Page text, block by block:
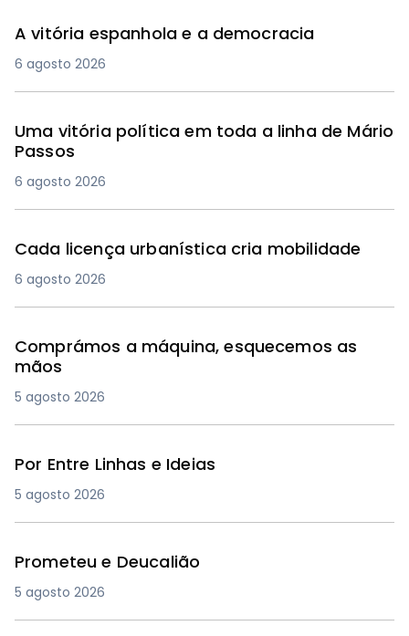
A vitória espanhola e a democracia
6 agosto 2026
Uma vitória política em toda a linha de Mário
Passos
6 agosto 2026
Cada licença urbanística cria mobilidade
6 agosto 2026
Comprámos a máquina, esquecemos as
mãos
5 agosto 2026
Por Entre Linhas e Ideias
5 agosto 2026
Prometeu e Deucalião
5 agosto 2026